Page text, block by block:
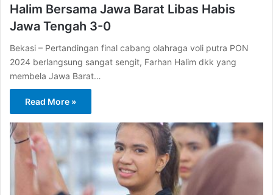
Halim Bersama Jawa Barat Libas Habis
Jawa Tengah 3-0
Bekasi – Pertandingan final cabang olahraga voli putra PON
2024 berlangsung sangat sengit, Farhan Halim dkk yang
membela Jawa Barat…
Read More »